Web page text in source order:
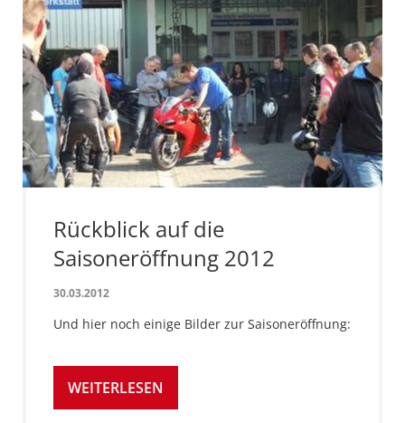
Rückblick auf die
Saisoneröffnung 2012
30.03.2012
Und hier noch einige Bilder zur Saisoneröffnung:
WEITERLESEN